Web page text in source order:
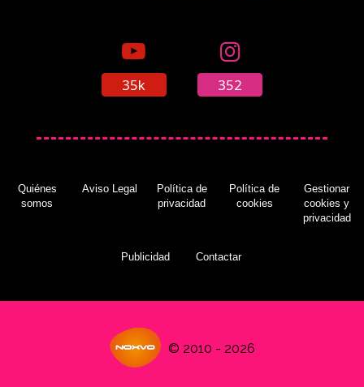
(09/10/2018)
'Call of Duty: Black Ops IIII' se estrena como el
juego más vendido de la semana en Reino
35k 352
Quiénes
somos
Aviso Legal
Política de
privacidad
Política de
cookies
Gestionar
cookies y
privacidad
Publicidad Contactar
© 2010 - 2026